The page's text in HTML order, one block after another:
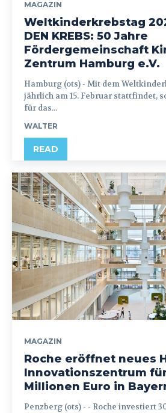
MAGAZIN
Weltkinderkrebstag
DEN KREBS: 50 Jahre
Fördergemeinschaft
Zentrum Hamburg e.V.
Hamburg (ots) - Mit dem Weltkinderkrebstag, der
jährlich am 15. Februar stattfindet,
für das...
WALTER
READ
MAGAZIN
Roche eröffnet neues
Innovationszentrum
Millionen Euro in
Penzberg (ots) - - Roche investiert 300 Millionen Euro in